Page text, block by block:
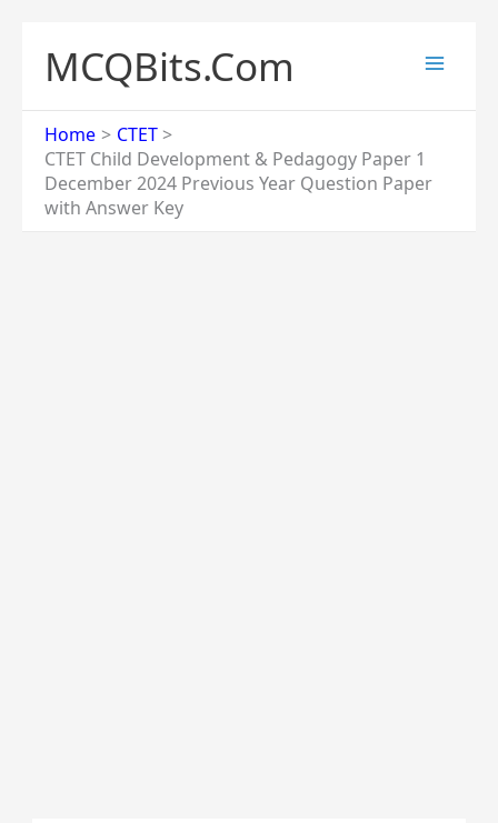
content
MCQBits.Com
Home
CTET
CTET Child Development & Pedagogy Paper 1
December 2024 Previous Year Question Paper
with Answer Key